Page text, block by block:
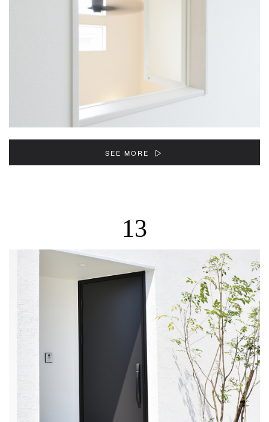
SEE MORE
13